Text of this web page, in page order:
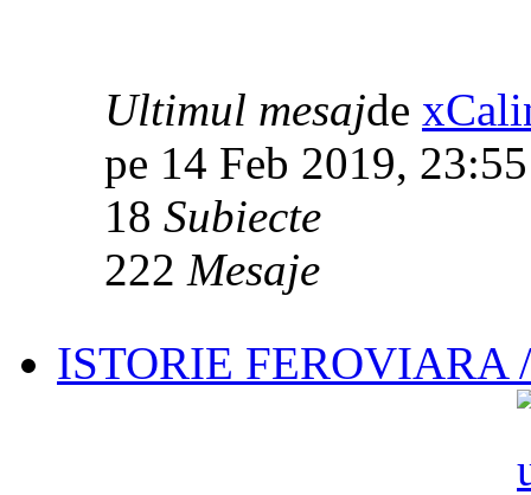
Ultimul mesajde
pe 14 Feb 2019, 23:55
18 Subiecte
222 Mesaje
ISTORIE FEROVIARA